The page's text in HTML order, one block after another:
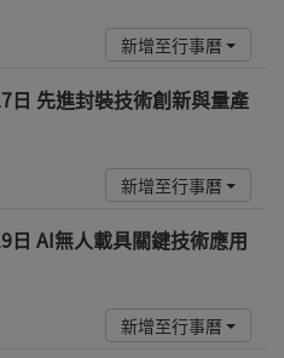
新增至行事曆
日 先進封裝技術創新與量產
新增至行事曆
日 AI無人載具關鍵技術應用
新增至行事曆